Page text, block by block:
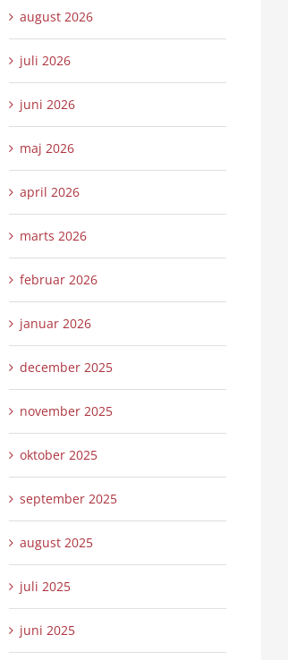
august 2026
juli 2026
juni 2026
maj 2026
april 2026
marts 2026
februar 2026
januar 2026
december 2025
november 2025
oktober 2025
september 2025
august 2025
juli 2025
juni 2025